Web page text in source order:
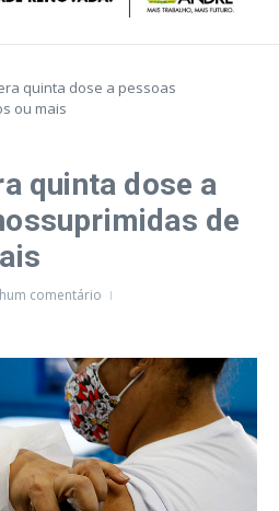
quinta dose a pessoas
ou mais
quinta dose a
de
comentário